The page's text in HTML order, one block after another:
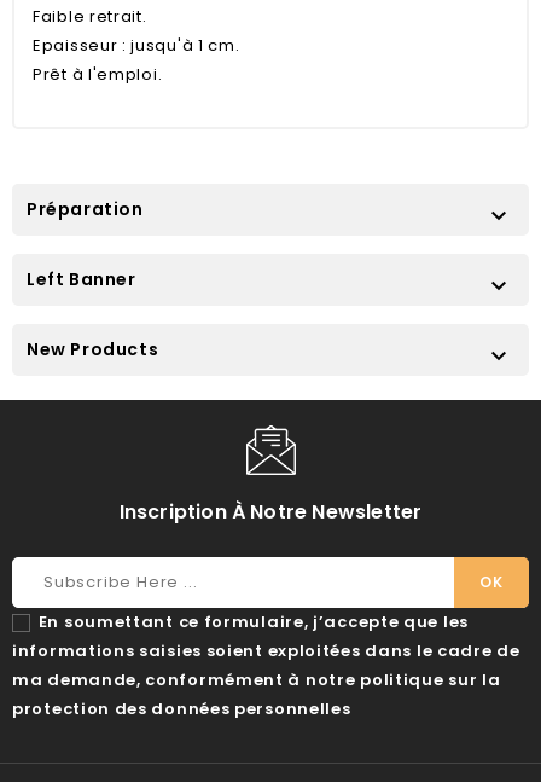
Faible retrait.
Epaisseur : jusqu'à 1 cm.
Prêt à l'emploi.
Préparation 
Left Banner 
New Products 
Inscription À Notre Newsletter
En soumettant ce formulaire, j’accepte que les
informations saisies soient exploitées dans le cadre de
ma demande, conformément à notre politique sur la
protection des données personnelles